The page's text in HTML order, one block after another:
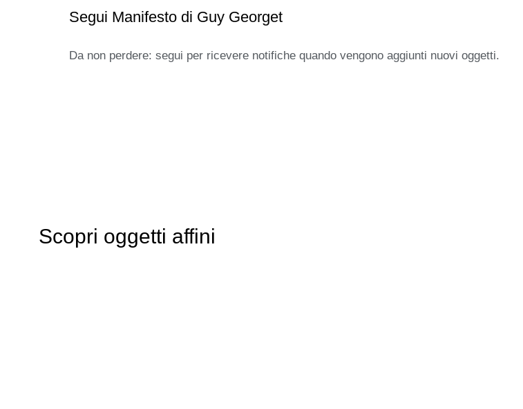
Segui Manifesto di Guy Georget
Da non perdere: segui per ricevere notifiche quando vengono aggiunti nuovi oggetti.
Scopri oggetti affini